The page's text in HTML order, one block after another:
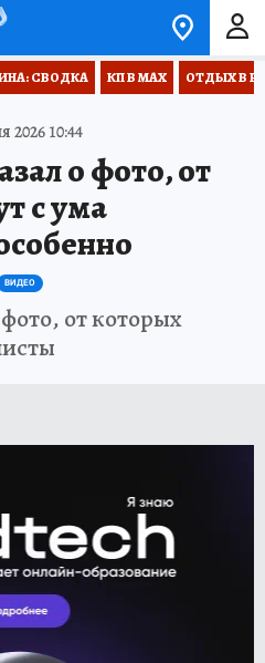
СВОДКА КП В МАХ ОТДЫХ В
2026 10:44
о фото, от
с ума
ВИДЕО
от которых